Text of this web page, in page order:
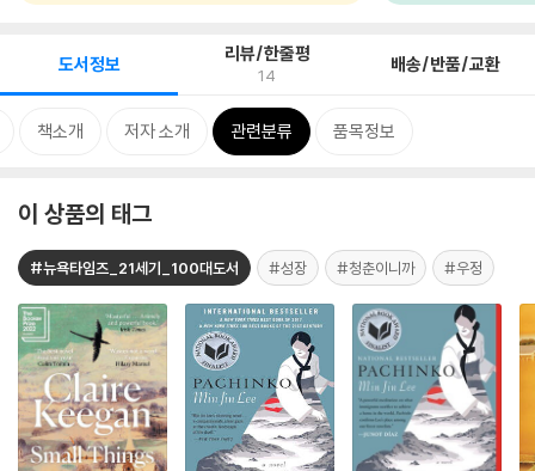
도서정보 리뷰/한줄평
14 배송/반품/교환
책소개 저자 소개 관련분류 품목정보
이 상품의 태그
#뉴욕타임즈_21세기_100대도서 #성장 #청춘이니까 #우정